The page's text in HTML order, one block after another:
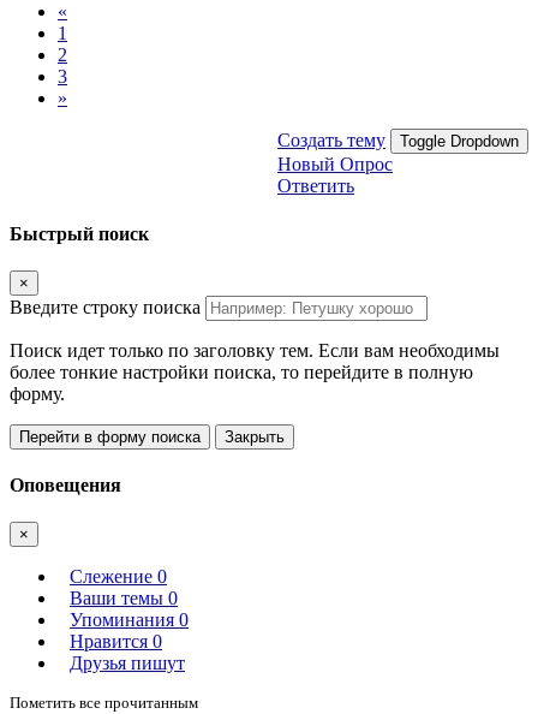
«
1
2
3
»
Создать тему Toggle Dropdown
Новый Опрос
Ответить
Быстрый поиск
×
Введите строку поиска
Поиск идет только по заголовку тем. Если вам необходимы
более тонкие настройки поиска, то перейдите в полную
форму.
Перейти в форму поиска Закрыть
Оповещения
×
Слежение 0
Ваши темы 0
Упоминания 0
Нравится 0
Друзья пишут
Пометить все прочитанным